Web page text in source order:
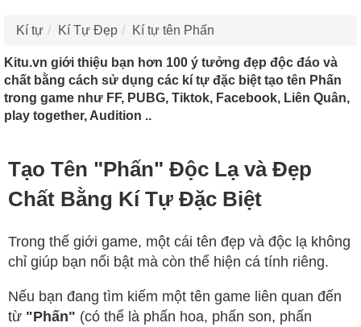
Kí tự Kí Tự Đẹp Kí tự tên Phấn
Kitu.vn giới thiệu bạn hơn 100 ý tưởng đẹp độc đáo và
chất bằng cách sử dụng các kí tự đặc biệt tạo tên Phấn
trong game như FF, PUBG, Tiktok, Facebook, Liên Quân,
play together, Audition ..
Tạo Tên "Phấn" Độc Lạ và Đẹp
Chất Bằng Kí Tự Đặc Biệt
Trong thế giới game, một cái tên đẹp và độc lạ không
chỉ giúp bạn nổi bật mà còn thể hiện cá tính riêng.
Nếu bạn đang tìm kiếm một tên game liên quan đến
từ "Phấn" (có thể là phấn hoa, phấn son, phấn